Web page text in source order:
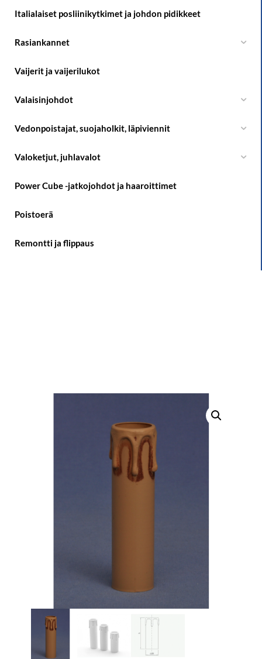
Italialaiset posliinikytkimet ja johdon pidikkeet
Rasiankannet
Vaijerit ja vaijerilukot
Valaisinjohdot
Vedonpoistajat, suojaholkit, läpiviennit
Valoketjut, juhlavalot
Power Cube -jatkojohdot ja haaroittimet
Poistoerä
Remontti ja flippaus